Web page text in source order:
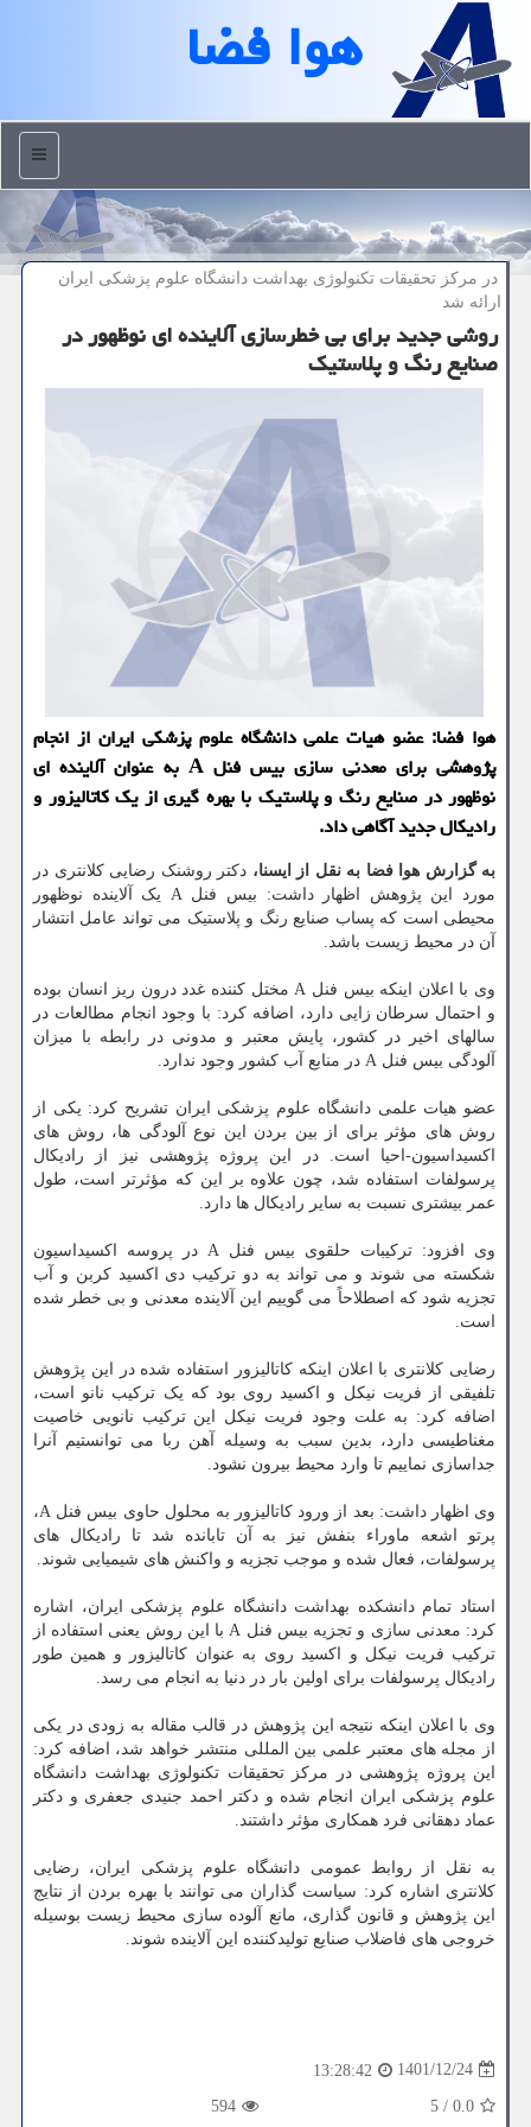
هوا فضا
منو
در مركز تحقیقات تكنولوژی بهداشت دانشگاه علوم پزشكی ایران
ارائه شد
روشی جدید برای بی خطرسازی آلاینده ای نوظهور در
صنایع رنگ و پلاستیک
هوا فضا: عضو هیات علمی دانشگاه علوم پزشکی ایران از انجام
پژوهشی برای معدنی سازی بیس فنل A به عنوان آلاینده ای
نوظهور در صنایع رنگ و پلاستیک با بهره گیری از یک کاتالیزور و
رادیکال جدید آگاهی داد.
به گزارش هوا فضا به نقل از ایسنا، دکتر روشنک رضایی کلانتری در
مورد این پژوهش اظهار داشت: بیس فنل A یک آلاینده نوظهور
محیطی است که پساب صنایع رنگ و پلاستیک می تواند عامل انتشار
آن در محیط زیست باشد.
وی با اعلان اینکه بیس فنل A مختل کننده غدد درون ریز انسان بوده
و احتمال سرطان زایی دارد، اضافه کرد: با وجود انجام مطالعات در
سالهای اخیر در کشور، پایش معتبر و مدونی در رابطه با میزان
آلودگی بیس فنل A در منابع آب کشور وجود ندارد.
عضو هیات علمی دانشگاه علوم پزشکی ایران تشریح کرد: یکی از
روش های مؤثر برای از بین بردن این نوع آلودگی ها، روش های
اکسیداسیون-احیا است. در این پروژه پژوهشی نیز از رادیکال
پرسولفات استفاده شد، چون علاوه بر این که مؤثرتر است، طول
عمر بیشتری نسبت به سایر رادیکال ها دارد.
وی افزود: ترکیبات حلقوی بیس فنل A در پروسه اکسیداسیون
شکسته می شوند و می تواند به دو ترکیب دی اکسید کربن و آب
تجزیه شود که اصطلاحاً می گوییم این آلاینده معدنی و بی خطر شده
است.
رضایی کلانتری با اعلان اینکه کاتالیزور استفاده شده در این پژوهش
تلفیقی از فریت نیکل و اکسید روی بود که یک ترکیب نانو است،
اضافه کرد: به علت وجود فریت نیکل این ترکیب نانویی خاصیت
مغناطیسی دارد، بدین سبب به وسیله آهن ربا می توانستیم آنرا
جداسازی نماییم تا وارد محیط بیرون نشود.
وی اظهار داشت: بعد از ورود کاتالیزور به محلول حاوی بیس فنل A،
پرتو اشعه ماوراء بنفش نیز به آن تابانده شد تا رادیکال های
پرسولفات، فعال شده و موجب تجزیه و واکنش های شیمیایی شوند.
استاد تمام دانشکده بهداشت دانشگاه علوم پزشکی ایران، اشاره
کرد: معدنی سازی و تجزیه بیس فنل A با این روش یعنی استفاده از
ترکیب فریت نیکل و اکسید روی به عنوان کاتالیزور و همین طور
رادیکال پرسولفات برای اولین بار در دنیا به انجام می رسد.
وی با اعلان اینکه نتیجه این پژوهش در قالب مقاله به زودی در یکی
از مجله های معتبر علمی بین المللی منتشر خواهد شد، اضافه کرد:
این پروژه پژوهشی در مرکز تحقیقات تکنولوژی بهداشت دانشگاه
علوم پزشکی ایران انجام شده و دکتر احمد جنیدی جعفری و دکتر
عماد دهقانی فرد همکاری مؤثر داشتند.
به نقل از روابط عمومی دانشگاه علوم پزشکی ایران، رضایی
کلانتری اشاره کرد: سیاست گذاران می توانند با بهره بردن از نتایج
این پژوهش و قانون گذاری، مانع آلوده سازی محیط زیست بوسیله
خروجی های فاضلاب صنایع تولیدکننده این آلاینده شوند.
1401/12/24
13:28:42
0.0
/
5
594